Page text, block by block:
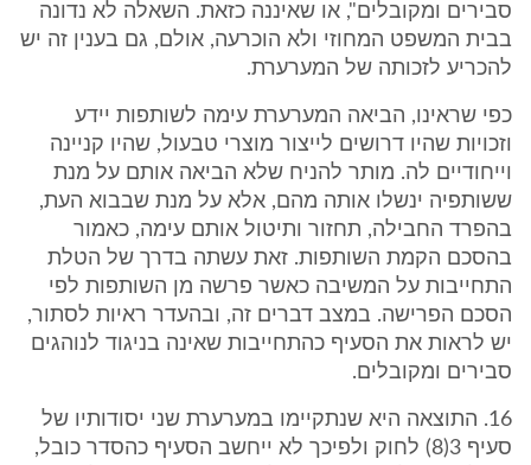
סבירים ומקובלים", או שאיננה כזאת. השאלה לא נדונה
בבית המשפט המחוזי ולא הוכרעה, אולם, גם בענין זה יש
להכריע לזכותה של המערערת.
כפי שראינו, הביאה המערערת עימה לשותפות יידע
וזכויות שהיו דרושים לייצור מוצרי טבעול, שהיו קניינה
וייחודיים לה. מותר להניח שלא הביאה אותם על מנת
ששותפיה ינשלו אותה מהם, אלא על מנת שבבוא העת,
בהפרד החבילה, תחזור ותיטול אותם עימה, כאמור
בהסכם הקמת השותפות. זאת עשתה בדרך של הטלת
התחייבות על המשיבה כאשר פרשה מן השותפות לפי
הסכם הפרישה. במצב דברים זה, ובהעדר ראיות לסתור,
יש לראות את הסעיף כהתחייבות שאינה בניגוד לנוהגים
סבירים ומקובלים.
16. התוצאה היא שנתקיימו במערערת שני יסודותיו של
סעיף 3(8) לחוק ולפיכך לא ייחשב הסעיף כהסדר כובל,